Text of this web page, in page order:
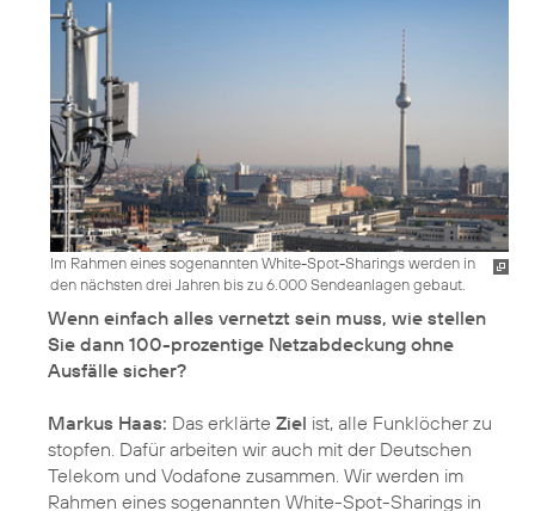
Im Rahmen eines sogenannten White-Spot-Sharings werden in
den nächsten drei Jahren bis zu 6.000 Sendeanlagen gebaut.
Wenn einfach alles vernetzt sein muss, wie stellen
Sie dann 100-prozentige Netzabdeckung ohne
Ausfälle sicher?
Markus Haas: Das erklärte Ziel ist, alle Funklöcher zu
stopfen. Dafür arbeiten wir auch mit der Deutschen
Telekom und Vodafone zusammen. Wir werden im
Rahmen eines sogenannten White-Spot-Sharings in